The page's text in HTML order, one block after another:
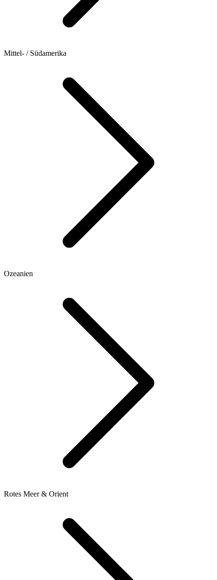
Mittel- / Südamerika
Ozeanien
Rotes Meer & Orient